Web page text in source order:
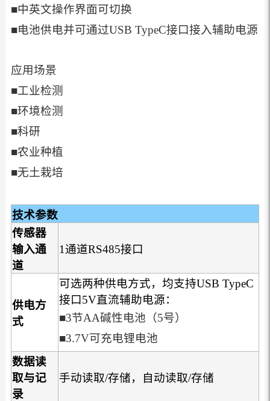
■中英文操作界面可切换
■电池供电并可通过USB TypeC接口接入辅助电源
应用场景
■工业检测
■环境检测
■科研
■农业种植
■无土栽培
技术参数
传感器
输入通
道
1通道RS485接口
供电方
式
可选两种供电方式，均支持USB TypeC
接口5V直流辅助电源：
■3节AA碱性电池（5号）
■3.7V可充电锂电池
数据读
取与记
录
手动读取/存储，自动读取/存储